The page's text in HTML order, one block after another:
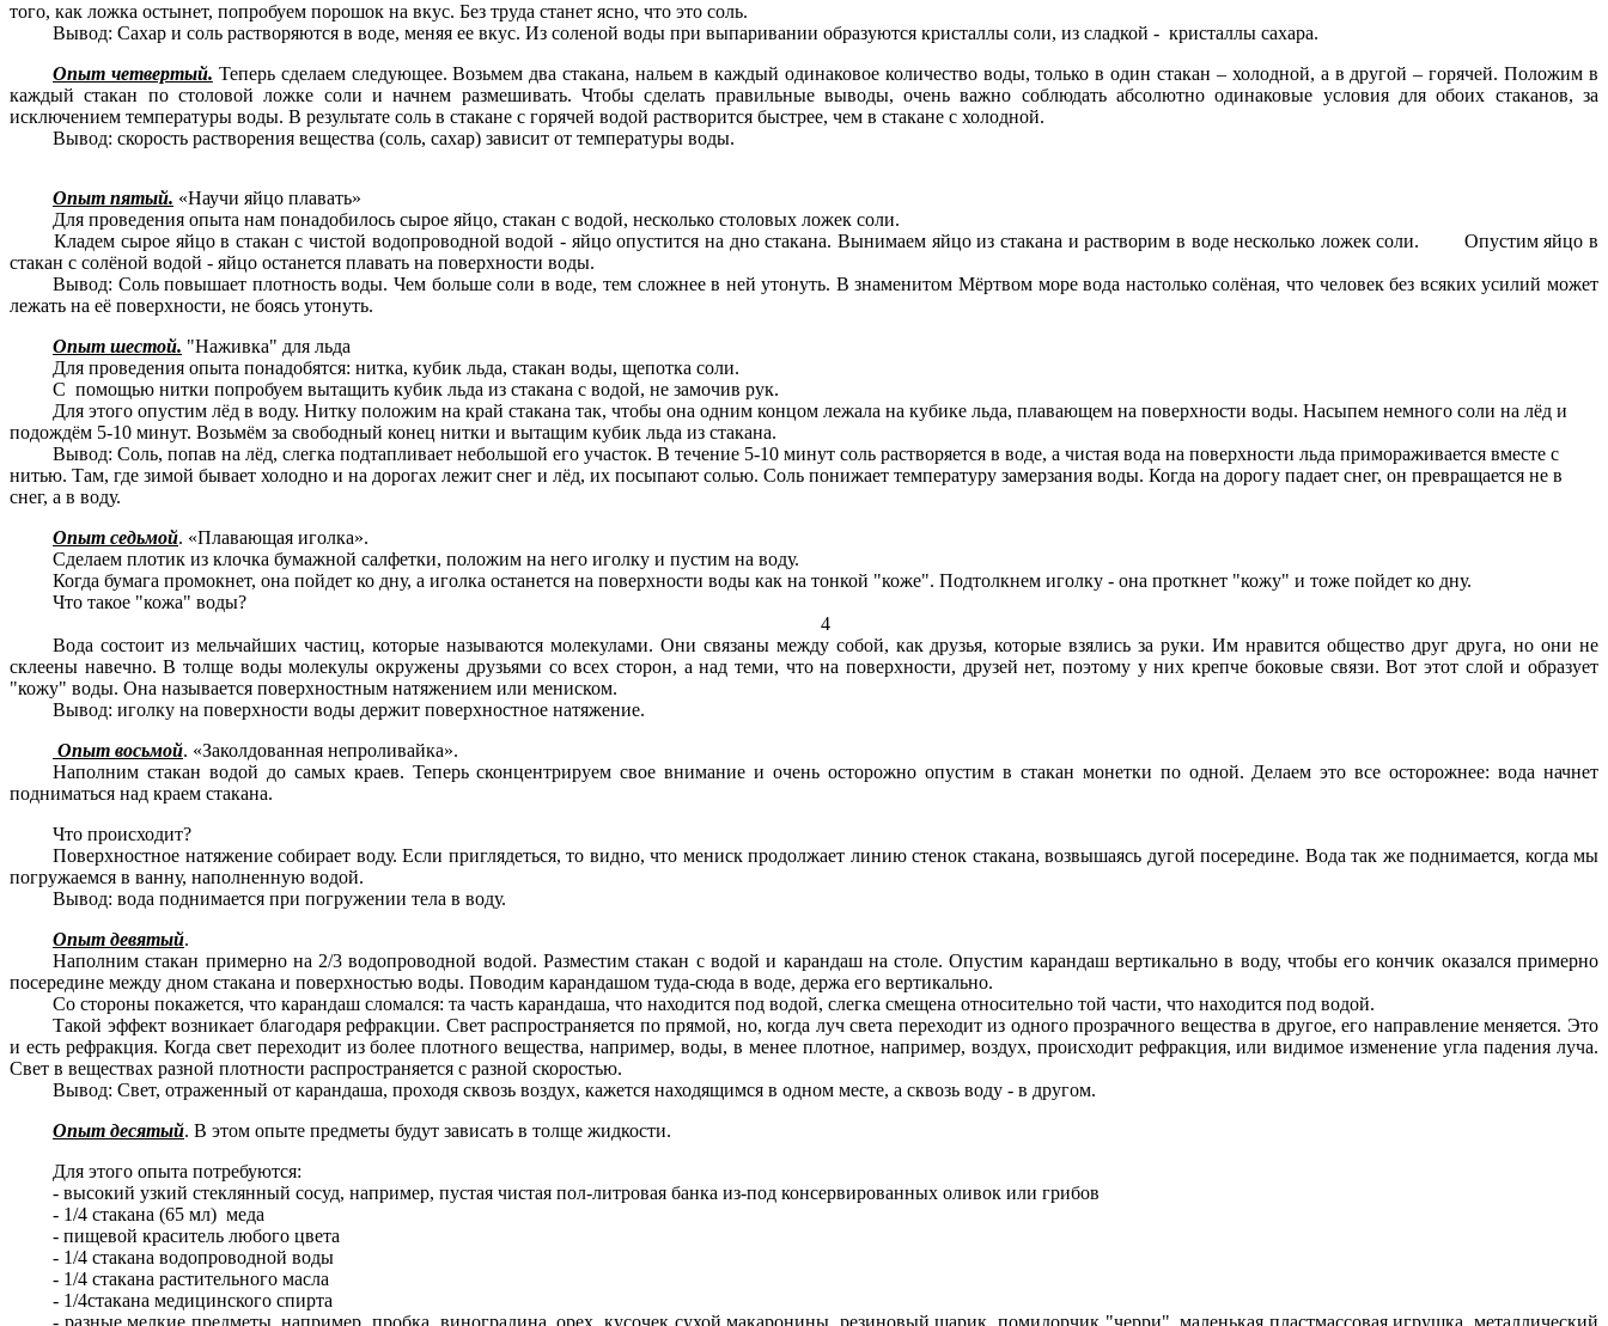
того, как ложка остынет, попробуем порошок на вкус. Без труда станет ясно, что это соль.
Вывод: Сахар и соль растворяются в воде, меняя ее вкус. Из соленой воды при выпаривании образуются кристаллы соли, из сладкой - кристаллы сахара.
Опыт четвертый. Теперь сделаем следующее. Возьмем два стакана, нальем в каждый одинаковое количество воды, только в один стакан – холодной, а в другой – горячей. Положим в
каждый стакан по столовой ложке соли и начнем размешивать. Чтобы сделать правильные выводы, очень важно соблюдать абсолютно одинаковые условия для обоих стаканов, за
исключением температуры воды. В результате соль в стакане с горячей водой растворится быстрее, чем в стакане с холодной.
Вывод: скорость растворения вещества (соль, сахар) зависит от температуры воды.
Опыт пятый. «Научи яйцо плавать»
Для проведения опыта нам понадобилось сырое яйцо, стакан с водой, несколько столовых ложек соли.
Кладем сырое яйцо в стакан с чистой водопроводной водой - яйцо опустится на дно стакана. Вынимаем яйцо из стакана и растворим в воде несколько ложек соли. Опустим яйцо в
стакан с солёной водой - яйцо останется плавать на поверхности воды.
Вывод: Соль повышает плотность воды. Чем больше соли в воде, тем сложнее в ней утонуть. В знаменитом Мёртвом море вода настолько солёная, что человек без всяких усилий может
лежать на её поверхности, не боясь утонуть.
Опыт шестой. "Наживка" для льда
Для проведения опыта понадобятся: нитка, кубик льда, стакан воды, щепотка соли.
С помощью нитки попробуем вытащить кубик льда из стакана с водой, не замочив рук.
Для этого опустим лёд в воду. Нитку положим на край стакана так, чтобы она одним концом лежала на кубике льда, плавающем на поверхности воды. Насыпем немного соли на лёд и
подождём 5-10 минут. Возьмём за свободный конец нитки и вытащим кубик льда из стакана.
Вывод: Соль, попав на лёд, слегка подтапливает небольшой его участок. В течение 5-10 минут соль растворяется в воде, а чистая вода на поверхности льда примораживается вместе с
нитью. Там, где зимой бывает холодно и на дорогах лежит снег и лёд, их посыпают солью. Соль понижает температуру замерзания воды. Когда на дорогу падает снег, он превращается не в
снег, а в воду.
Опыт седьмой. «Плавающая иголка».
Сделаем плотик из клочка бумажной салфетки, положим на него иголку и пустим на воду.
Когда бумага промокнет, она пойдет ко дну, а иголка останется на поверхности воды как на тонкой "коже". Подтолкнем иголку - она проткнет "кожу" и тоже пойдет ко дну.
Что такое "кожа" воды?
4
Вода состоит из мельчайших частиц, которые называются молекулами. Они связаны между собой, как друзья, которые взялись за руки. Им нравится общество друг друга, но они не
склеены навечно. В толще воды молекулы окружены друзьями со всех сторон, а над теми, что на поверхности, друзей нет, поэтому у них крепче боковые связи. Вот этот слой и образует
"кожу" воды. Она называется поверхностным натяжением или мениском.
Вывод: иголку на поверхности воды держит поверхностное натяжение.
Опыт восьмой. «Заколдованная непроливайка».
Наполним стакан водой до самых краев. Теперь сконцентрируем свое внимание и очень осторожно опустим в стакан монетки по одной. Делаем это все осторожнее: вода начнет
подниматься над краем стакана.
Что происходит?
Поверхностное натяжение собирает воду. Если приглядеться, то видно, что мениск продолжает линию стенок стакана, возвышаясь дугой посередине. Вода так же поднимается, когда мы
погружаемся в ванну, наполненную водой.
Вывод: вода поднимается при погружении тела в воду.
Опыт девятый.
Наполним стакан примерно на 2/3 водопроводной водой. Разместим стакан с водой и карандаш на столе. Опустим карандаш вертикально в воду, чтобы его кончик оказался примерно
посередине между дном стакана и поверхностью воды. Поводим карандашом туда-сюда в воде, держа его вертикально.
Со стороны покажется, что карандаш сломался: та часть карандаша, что находится под водой, слегка смещена относительно той части, что находится под водой.
Такой эффект возникает благодаря рефракции. Свет распространяется по прямой, но, когда луч света переходит из одного прозрачного вещества в другое, его направление меняется. Это
и есть рефракция. Когда свет переходит из более плотного вещества, например, воды, в менее плотное, например, воздух, происходит рефракция, или видимое изменение угла падения луча.
Свет в веществах разной плотности распространяется с разной скоростью.
Вывод: Свет, отраженный от карандаша, проходя сквозь воздух, кажется находящимся в одном месте, а сквозь воду - в другом.
Опыт десятый. В этом опыте предметы будут зависать в толще жидкости.
Для этого опыта потребуются:
- высокий узкий стеклянный сосуд, например, пустая чистая пол-литровая банка из-под консервированных оливок или грибов
- 1/4 стакана (65 мл) меда
- пищевой краситель любого цвета
- 1/4 стакана водопроводной воды
- 1/4 стакана растительного масла
- 1/4стакана медицинского спирта
- разные мелкие предметы, например, пробка, виноградина, орех, кусочек сухой макаронины, резиновый шарик, помидорчик "черри", маленькая пластмассовая игрушка, металлический